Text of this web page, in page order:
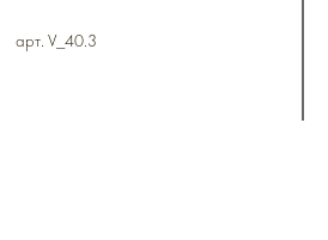
арт. V_40.3